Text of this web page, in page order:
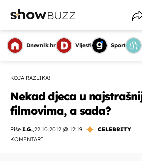
Dnevnik.hr Vijesti Sport
KOJA RAZLIKA!
Nekad djeca u
filmovima, a sada?
Piše I.G.,22.10.2012 @ 12:19
CELEBRITY
KOMENTARI